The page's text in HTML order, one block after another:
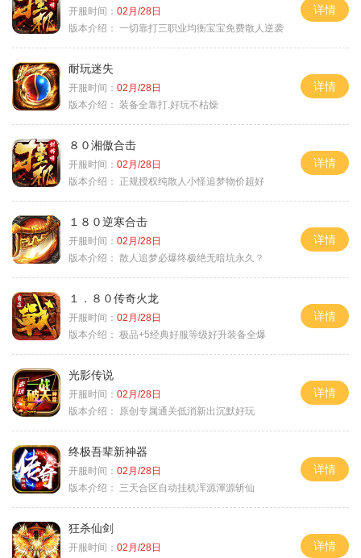
开服时间： 02月/28日
版本介绍： 一切靠打三职业均衡宝宝免费散人逆袭
详情
耐玩迷失
开服时间： 02月/28日
版本介绍： 装备全靠打.好玩不枯燥
详情
８０湘傲合击
开服时间： 02月/28日
版本介绍：
正规授权纯散人小怪追梦物价超好
详情
１８０逆寒合击
开服时间： 02月/28日
版本介绍： 散人追梦必爆终极绝无暗坑永久？
详情
１．８０传奇火龙
开服时间： 02月/28日
版本介绍： 极品+5经典好服等级好升装备全爆
详情
光影传说
开服时间： 02月/28日
版本介绍：
原创专属通关低消新出沉默好玩
详情
终极吾辈新神器
开服时间： 02月/28日
版本介绍：
三天合区自动挂机浑源渾源斩仙
详情
狂杀仙剑
开服时间： 02月/28日
详情